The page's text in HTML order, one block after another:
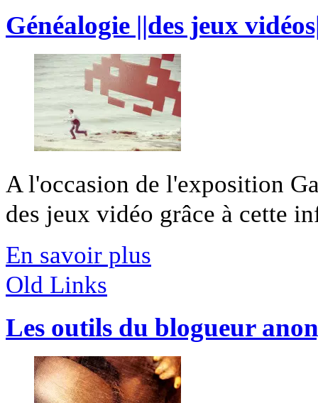
Généalogie ||des jeux
A l'occasion de l'exposition
des jeux vidéo grâce à cette
En savoir plus
Old Links
Les outils du blogueur